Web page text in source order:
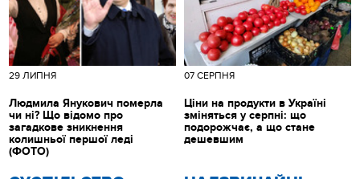
29 ЛИПНЯ
Людмила Янукович померла
чи ні? Що відомо про
загадкове зникнення
колишньої першої леді
(ФОТО)
07 СЕРПНЯ
Ціни на продукти в Україні
зміняться у серпні: що
подорожчає, а що стане
дешевшим